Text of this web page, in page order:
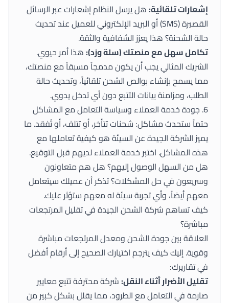
إشعارات تلقائية:هل يرسل النظام إشعارات عبر الرسائل
القصيرة (SMS) أو البريد الإلكتروني للعميل عند تحديث
حالة الشحنة؟ هذا يعزز الشفافية والثقة.
تكامل سهل مع منصتك (سلة وزد):هذا أمر حيوي.
الشريك المثالي يجب أن يكون مدمجاً مسبقاً مع منصتك،
مما يسمح بإنشاء بوالص الشحن تلقائياً، وتحديث حالة
الطلب، ومزامنة بيانات التتبع دون أي تدخل يدوي.
6. جودة خدمة العملاء وسياسة التعامل مع المشاكل
حتماً ستحدث مشاكل: شحنات تتأخر، أو تتلف، أو تُفقد. ما
يميز الشركة الجيدة عن السيئة هو كيفية تعاملها مع
هذه المشاكل. اختبر خدمة العملاء لديهم قبل التوقيع.
هل من السهل الوصول إليهم؟ هل هم متعاونون
وسريعون في حل المشكلات؟ تذكر أن عميلك سيتعامل
معهم أيضاً، وأي تجربة سيئة له معهم ستؤثر عليك.
كيف تساهم شركة الشحن الجيدة في تقليل المرتجعات
مباشرة؟
العلاقة بين جودة الشحن ومعدل المرتجعات مباشرة
وقوية. إليك كيف يترجم اختيارك الصحيح إلى أرقام أفضل
في تقاريرك:
تقليل الأضرار أثناء النقل:شركة محترفة تتبع معايير
صارمة في التعامل مع الطرود، مما يقلل بشكل كبير من